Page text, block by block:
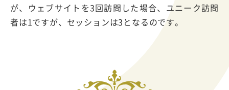
が、ウェブサイトを3回訪問した場合、ユニーク訪問
者は1ですが、セッションは3となるのです。